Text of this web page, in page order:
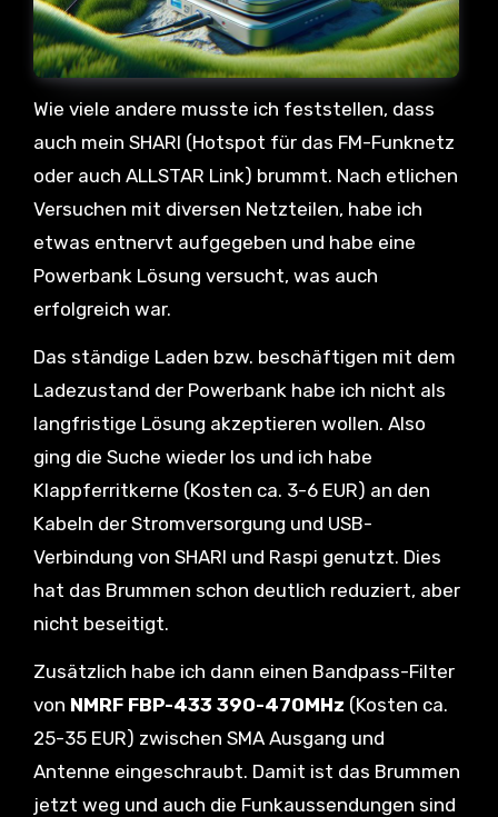
Wie viele andere musste ich feststellen, dass
auch mein SHARI (Hotspot für das FM-Funknetz
oder auch ALLSTAR Link) brummt. Nach etlichen
Versuchen mit diversen Netzteilen, habe ich
etwas entnervt aufgegeben und habe eine
Powerbank Lösung versucht, was auch
erfolgreich war.
Das ständige Laden bzw. beschäftigen mit dem
Ladezustand der Powerbank habe ich nicht als
langfristige Lösung akzeptieren wollen. Also
ging die Suche wieder los und ich habe
Klappferritkerne (Kosten ca. 3-6 EUR) an den
Kabeln der Stromversorgung und USB-
Verbindung von SHARI und Raspi genutzt. Dies
hat das Brummen schon deutlich reduziert, aber
nicht beseitigt.
Zusätzlich habe ich dann einen Bandpass-Filter
von NMRF FBP-433 390-470MHz (Kosten ca.
25-35 EUR) zwischen SMA Ausgang und
Antenne eingeschraubt. Damit ist das Brummen
jetzt weg und auch die Funkaussendungen sind